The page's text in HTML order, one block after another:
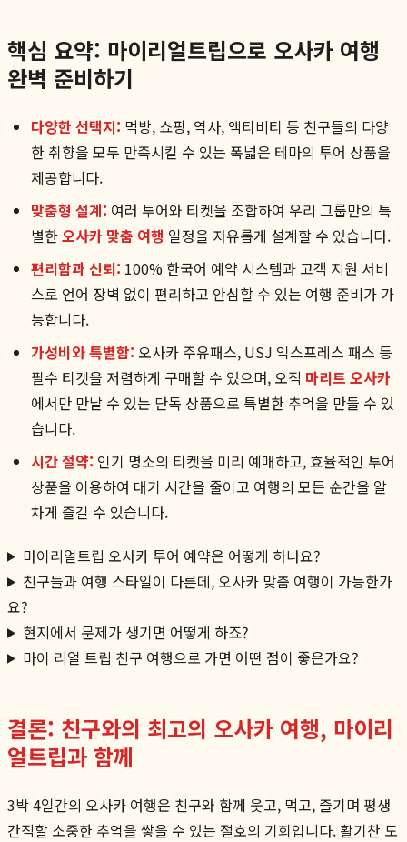
핵심 요약: 마이리얼트립으로 오사카 여행
완벽 준비하기
다양한 선택지: 먹방, 쇼핑, 역사, 액티비티 등 친구들의 다양
한 취향을 모두 만족시킬 수 있는 폭넓은 테마의 투어 상품을
제공합니다.
맞춤형 설계: 여러 투어와 티켓을 조합하여 우리 그룹만의 특
별한오사카 맞춤 여행 일정을 자유롭게 설계할 수 있습니다.
편리함과 신뢰: 100% 한국어 예약 시스템과 고객 지원 서비
스로 언어 장벽 없이 편리하고 안심할 수 있는 여행 준비가 가
능합니다.
가성비와 특별함: 오사카 주유패스, USJ 익스프레스 패스 등
필수 티켓을 저렴하게 구매할 수 있으며, 오직 마리트 오사카
에서만 만날 수 있는 단독 상품으로 특별한 추억을 만들 수 있
습니다.
시간 절약: 인기 명소의 티켓을 미리 예매하고, 효율적인 투어
상품을 이용하여 대기 시간을 줄이고 여행의 모든 순간을 알
차게 즐길 수 있습니다.
마이리얼트립 오사카 투어 예약은 어떻게 하나요?
친구들과 여행 스타일이 다른데, 오사카 맞춤 여행이 가능한가
요?
현지에서 문제가 생기면 어떻게 하죠?
마이 리얼 트립 친구 여행으로 가면 어떤 점이 좋은가요?
결론: 친구와의 최고의 오사카 여행, 마이리
얼트립과 함께
3박 4일간의 오사카 여행은 친구와 함께 웃고, 먹고, 즐기며 평생
간직할 소중한 추억을 쌓을 수 있는 절호의 기회입니다. 활기찬 도